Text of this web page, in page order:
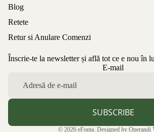
Blog
Retete
Retur si Anulare Comenzi
Înscrie-te la newsletter și află tot ce e nou în
E-mail
SUBSCRIBE
© 2026 eFonta . Designed by Operandi
Politica de confidențialitate